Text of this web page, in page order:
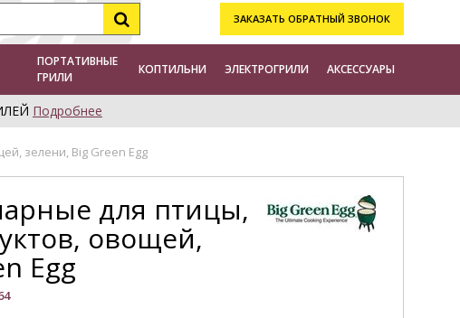
ЗАКАЗАТЬ ОБРАТНЫЙ ЗВОНОК
ПОРТАТИВНЫЕ
ГРИЛИ
КОПТИЛЬНИ ЭЛЕКТРОГРИЛИ АКСЕССУАРЫ
Подробнее
зелени, Big Green Egg
для птицы,
овощей,
Egg